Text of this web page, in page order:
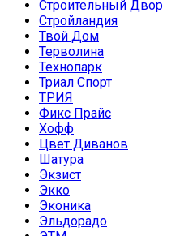
Строительный Двор
Стройландия
Твой Дом
Терволина
Технопарк
Триал Спорт
ТРИЯ
Фикс Прайс
Хофф
Цвет Диванов
Шатура
Экзист
Экко
Эконика
Эльдорадо